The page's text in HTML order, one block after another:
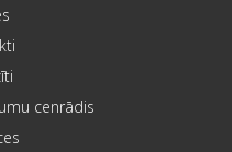
cenrādis